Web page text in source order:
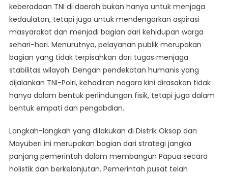
keberadaan TNI di daerah bukan hanya untuk menjaga
kedaulatan, tetapi juga untuk mendengarkan aspirasi
masyarakat dan menjadi bagian dari kehidupan warga
sehari-hari. Menurutnya, pelayanan publik merupakan
bagian yang tidak terpisahkan dari tugas menjaga
stabilitas wilayah. Dengan pendekatan humanis yang
dijalankan TNI-Polri, kehadiran negara kini dirasakan tidak
hanya dalam bentuk perlindungan fisik, tetapi juga dalam
bentuk empati dan pengabdian.
Langkah-langkah yang dilakukan di Distrik Oksop dan
Mayuberi ini merupakan bagian dari strategi jangka
panjang pemerintah dalam membangun Papua secara
holistik dan berkelanjutan. Pemerintah pusat telah